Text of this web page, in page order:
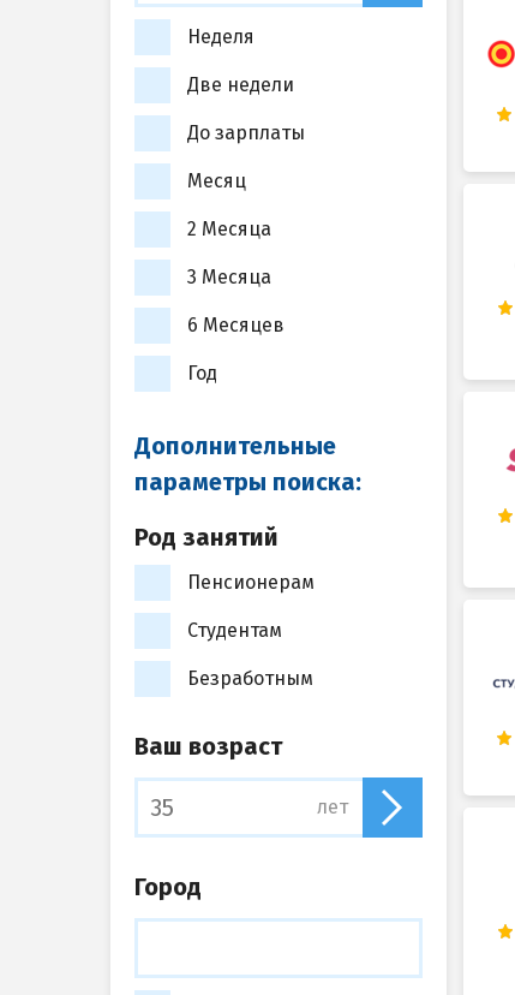
Неделя
Две недели
До зарплаты
Месяц
2 Месяца
3 Месяца
6 Месяцев
Год
Дополнительные
параметры поиска:
Род занятий
Пенсионерам
Студентам
Безработным
Ваш возраст
лет
Город